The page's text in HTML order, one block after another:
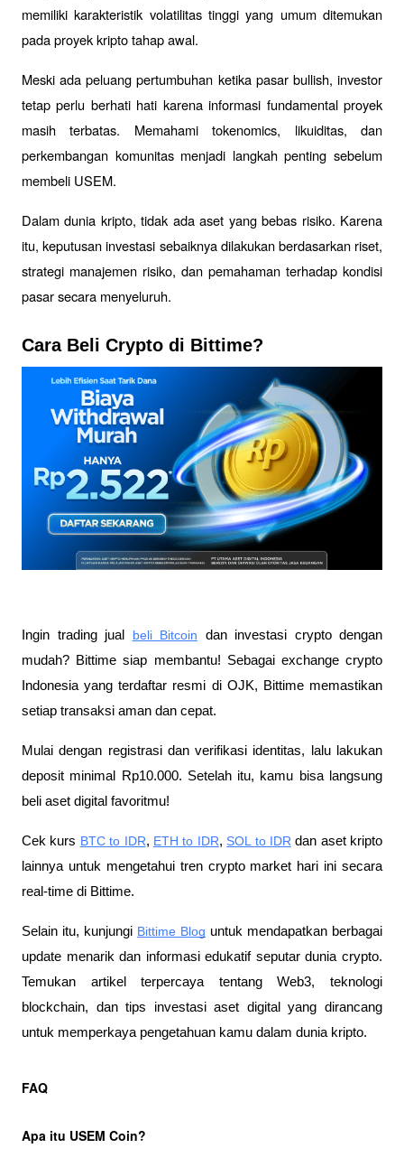
memiliki karakteristik volatilitas tinggi yang umum ditemukan
pada proyek kripto tahap awal.
Meski ada peluang pertumbuhan ketika pasar bullish, investor
tetap perlu berhati hati karena informasi fundamental proyek
masih terbatas. Memahami tokenomics, likuiditas, dan
perkembangan komunitas menjadi langkah penting sebelum
membeli USEM.
Dalam dunia kripto, tidak ada aset yang bebas risiko. Karena
itu, keputusan investasi sebaiknya dilakukan berdasarkan riset,
strategi manajemen risiko, dan pemahaman terhadap kondisi
pasar secara menyeluruh.
Cara Beli Crypto di Bittime?
Ingin trading jual beli Bitcoin dan investasi crypto dengan
mudah? Bittime siap membantu! Sebagai exchange crypto
Indonesia yang terdaftar resmi di OJK, Bittime memastikan
setiap transaksi aman dan cepat.
Mulai dengan registrasi dan verifikasi identitas, lalu lakukan
deposit minimal Rp10.000. Setelah itu, kamu bisa langsung
beli aset digital favoritmu!
Cek kurs BTC to IDR, ETH to IDR, SOL to IDR dan aset kripto
lainnya untuk mengetahui tren crypto market hari ini secara
real-time di Bittime.
Selain itu, kunjungi Bittime Blog untuk mendapatkan berbagai
update menarik dan informasi edukatif seputar dunia crypto.
Temukan artikel terpercaya tentang Web3, teknologi
blockchain, dan tips investasi aset digital yang dirancang
untuk memperkaya pengetahuan kamu dalam dunia kripto.
FAQ
Apa itu USEM Coin?